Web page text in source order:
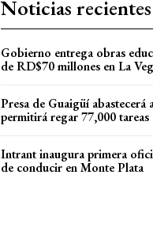
Noticias recientes
Gobierno entrega obras
de RD$70 millones en La
Presa de Guaigüí abastecerá
permitirá regar 77,000
Intrant inaugura primera
de conducir en Monte Plata